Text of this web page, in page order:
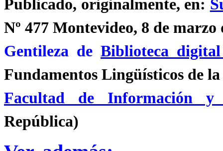
Publicado, originalmente, en:
Nº 477 Montevideo, 8 de
Gentileza de Biblioteca
Fundamentos Lingüísticos de
Facultad de Información y
República)